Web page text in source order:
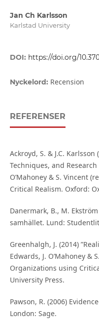
Jan Ch Karlsson
Karlstad University
DOI: https://doi.org/
Nyckelord: Recension
REFERENSER
Ackroyd, S. & J.C.
Techniques, and Research
O’Mahoney & S. Vincent
Critical Realism. Oxford:
Danermark, B., M.
samhället. Lund:
Greenhalgh, J. (2014)
Edwards, J. O’Mahoney &
Organizations using
University Press.
Pawson, R. (2006)
London: Sage.